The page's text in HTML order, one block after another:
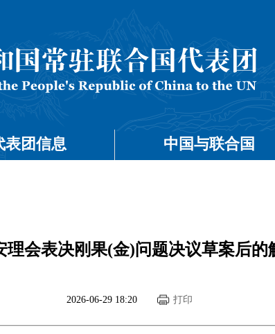
表团信息 中国与联合国
理会表决刚果(金)问题决议草案后的
2026-06-29 18:20 打印